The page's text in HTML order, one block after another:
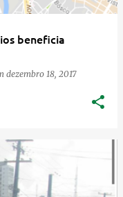
beneficia
dezembro 18, 2017